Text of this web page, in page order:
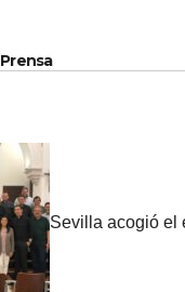
Prensa
Sevilla acogió el